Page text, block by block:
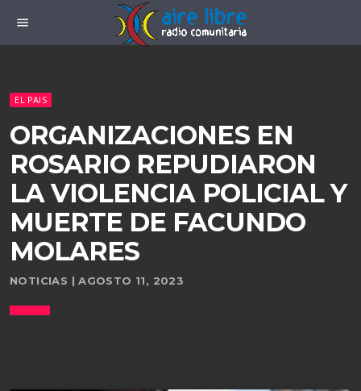
menu
EL PAIS
ORGANIZACIONES EN
ROSARIO REPUDIARON
LA VIOLENCIA POLICIAL Y
MUERTE DE FACUNDO
MOLARES
NOTICIAS | AGOSTO 11, 2023